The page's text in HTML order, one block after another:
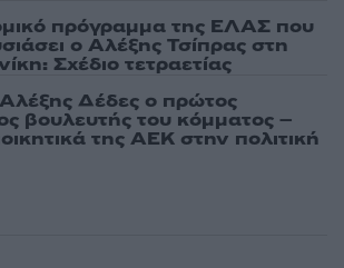
πρόγραμμα της ΕΛΑΣ που
ο Αλέξης Τσίπρας στη
Σχέδιο τετραετίας
Δέδες ο πρώτος
βουλευτής του κόμματος –
της ΑΕΚ στην πολιτική